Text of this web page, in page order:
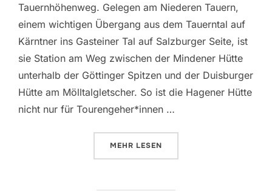
Tauernhöhenweg. Gelegen am Niederen Tauern,
einem wichtigen Übergang aus dem Tauerntal auf
Kärntner ins Gasteiner Tal auf Salzburger Seite, ist
sie Station am Weg zwischen der Mindener Hütte
unterhalb der Göttinger Spitzen und der Duisburger
Hütte am Mölltalgletscher. So ist die Hagener Hütte
nicht nur für Tourengeher*innen …
MEHR ÜBER „HAGENER HÜTTE STELLT
LESEN